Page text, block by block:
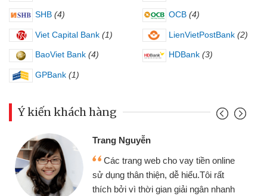
SHB (4) OCB (4)
Viet Capital Bank (1) LienVietPostBank (2)
BaoViet Bank (4) HDBank (3)
GPBank (1)
Ý kiến khách hàng
Trang Nguyễn
Các trang web cho vay tiền online
sử dụng thân thiện, dễ hiểu.Tôi rất
thích bởi vì thời gian giải ngân nhanh